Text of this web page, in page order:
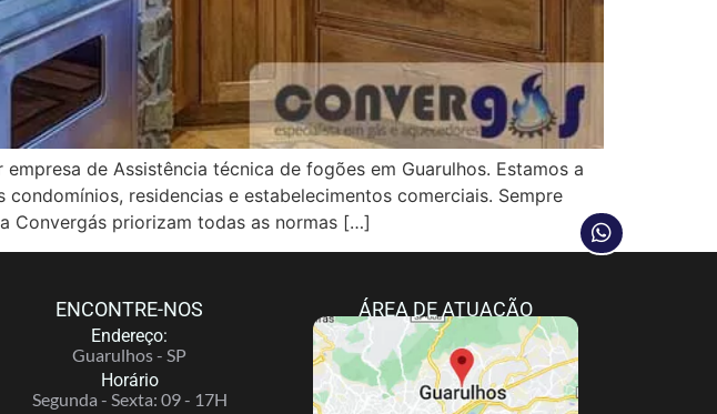
empresa de Assistência técnica de fogões em Guarulhos. Estamos a
residencias e estabelecimentos comerciais. Sempre
Convergás priorizam todas as normas […]
ENCONTRE-NOS
Endereço:
Guarulhos - SP
Horário
Segunda - Sexta: 09 - 17H
ÁREA DE ATUAÇÃO